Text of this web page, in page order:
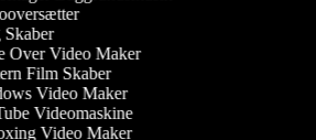
Over Video Maker
Film Skaber
Video Maker
Videomaskine
Video Maker